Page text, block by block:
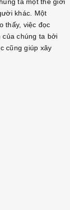
khác. Một
thấy, việc đọc
chúng ta bởi
cũng giúp xây